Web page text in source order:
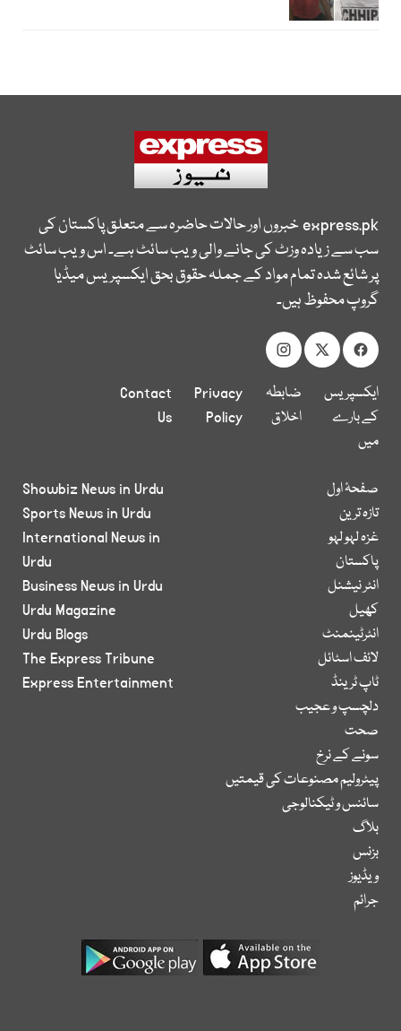
express.pkخبروں اور حالات حاضرہ سے متعلق پاکستان کی
سب سے زیادہ وزٹ کی جانے والی ویب سائٹ ہے۔ اس ویب سائٹ
پر شائع شدہ تمام مواد کے جملہ حقوق بحق ایکسپریس میڈیا
گروپ محفوظ ہیں۔
ایکسپریس
کے بارے
میں
ضابطہ
اخلاق
Privacy
Policy
Contact
Us
صفحۂ اول
تازہ ترین
غزہ لہو لہو
پاکستان
انٹر نیشنل
کھیل
انٹرٹینمنٹ
لائف اسٹائل
ٹاپ ٹرینڈ
دلچسپ و عجیب
صحت
سونے کے نرخ
پیٹرولیم مصنوعات کی قیمتیں
سائنس و ٹیکنالوجی
بلاگ
بزنس
ویڈیوز
جرائم
Showbiz News in Urdu
Sports News in Urdu
International News in
Urdu
Business News in Urdu
Urdu Magazine
Urdu Blogs
The Express Tribune
Express Entertainment